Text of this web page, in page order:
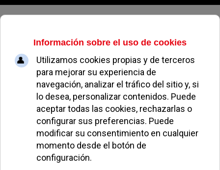
Jueves, 06 de agosto de 2026
Mejor cine en Navidad
EL AVISPA EL AVISPERO DE POZUELO 17 DICIEMBRE 2013